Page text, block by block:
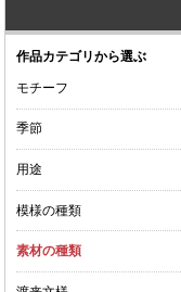
作品カテゴリから選ぶ
モチーフ
季節
用途
模様の種類
素材の種類